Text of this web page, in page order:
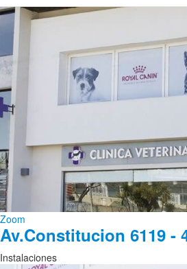
Zoom
Av.Constitucion 6119 -
Instalaciones